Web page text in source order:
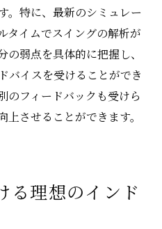
。特に、最新のシミュレー
タイムでスイングの解析が
弱点を具体的に把握し、
バイスを受けることができ
のフィードバックも受けら
させることができます。
る理想のインド